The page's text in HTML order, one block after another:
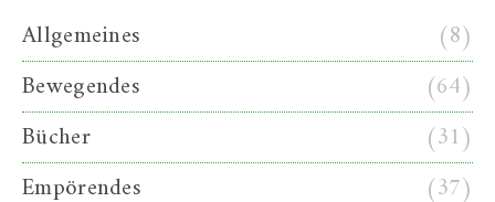
Allgemeines
(8)
Bewegendes
(64)
Bücher
(31)
Empörendes
(37)